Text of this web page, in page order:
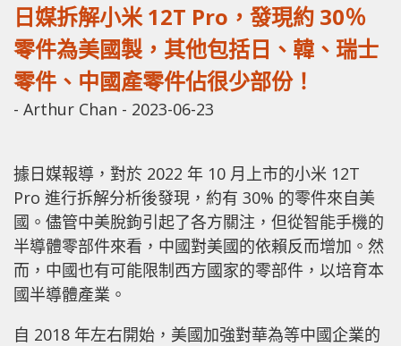
日媒拆解小米 12T Pro，發現約 30％
零件為美國製，其他包括日、韓、瑞士
零件、中國產零件佔很少部份！
- Arthur Chan - 2023-06-23
據日媒報導，對於 2022 年 10 月上市的小米 12T
Pro 進行拆解分析後發現，約有 30% 的零件來自美
國。儘管中美脫鉤引起了各方關注，但從智能手機的
半導體零部件來看，中國對美國的依賴反而增加。然
而，中國也有可能限制西方國家的零部件，以培育本
國半導體產業。
自 2018 年左右開始，美國加強對華為等中國企業的